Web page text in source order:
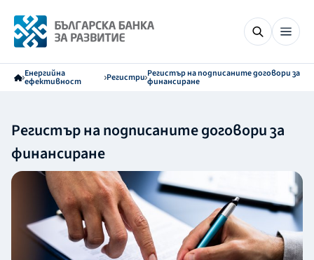
Енергийна
ефективност Регистри Регистър на подписаните договори за
финансиране
Регистър на подписаните договори за
финансиране